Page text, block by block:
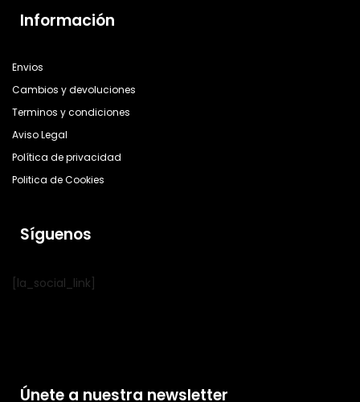
Información
Envios
Cambios y devoluciones
Terminos y condiciones
Aviso Legal
Política de privacidad
Politica de Cookies
Síguenos
[la_social_link]
Únete a nuestra newsletter